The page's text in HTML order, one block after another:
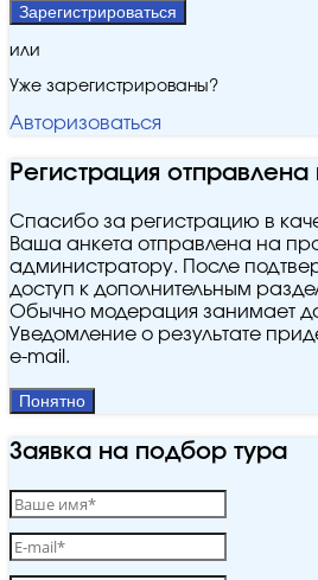
Зарегистрироваться
или
Уже зарегистрированы?
Авторизоваться
Регистрация
Спасибо за регистрацию в
Ваша анкета отправлена на
администратору. После
доступ к дополнительным
Обычно модерация занимает
Уведомление о результате
e‑mail.
Понятно
Заявка на подбор тура